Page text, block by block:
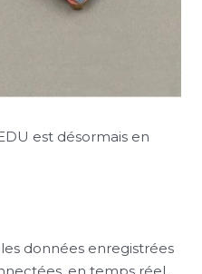
est désormais en
les données enregistrées
en temps réel.